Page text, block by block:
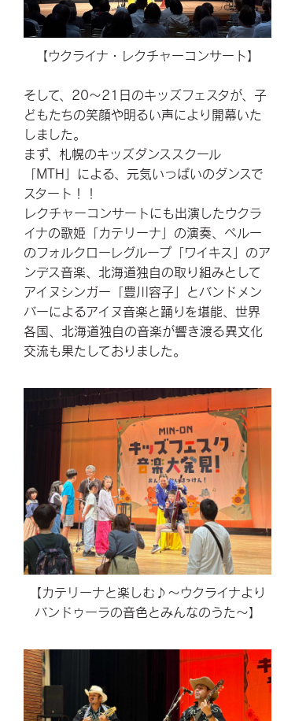
【ウクライナ・レクチャーコンサート】
そして、20～21日のキッズフェスタが、子
どもたちの笑顔や明るい声により開幕いた
しました。
まず、札幌のキッズダンススクール
「MTH」による、元気いっぱいのダンスで
スタート！！
レクチャーコンサートにも出演したウクラ
イナの歌姫「カテリーナ」の演奏、ペルー
のフォルクローレグループ「ワイキス」のア
ンデス音楽、北海道独自の取り組みとして
アイヌシンガー「豊川容子」とバンドメン
バーによるアイヌ音楽と踊りを堪能、世界
各国、北海道独自の音楽が響き渡る異文化
交流も果たしておりました。
【カテリーナと楽しむ♪〜ウクライナより
バンドゥーラの音色とみんなのうた〜】